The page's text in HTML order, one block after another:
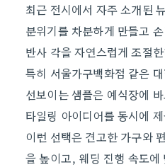
최근 전시에서 자주 소개된
분위기를 차분하게 만들고
반사 각을 자연스럽게 조절
특히 서울가구백화점 같은
선보이는 샘플은 예식장에
타일링 아이디어를 동시에
이런 선택은 견고한 가구와
을 높이고, 웨딩 진행 속도